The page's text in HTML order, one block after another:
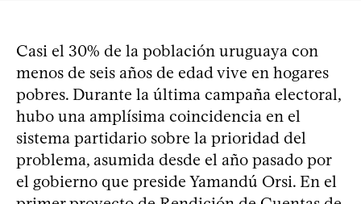
Casi el 30% de la población uruguaya con
menos de seis años de edad vive en hogares
pobres. Durante la última campaña electoral,
hubo una amplísima coincidencia en el
sistema partidario sobre la prioridad del
problema, asumida desde el año pasado por
el gobierno que preside Yamandú Orsi. En el